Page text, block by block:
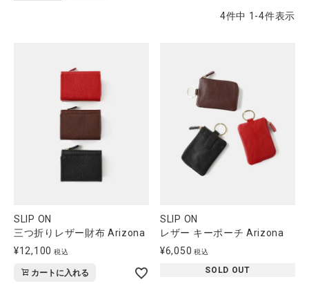
CATEGORY
ナチュラル服
ファッション雑貨
食品
ギフト
4件中 1 -4件表示
SLIP ON
三つ折りレザー財布 Arizona
¥12,100 税込
カートに入れる
SLIP ON
レザー キーポーチ Arizona
¥6,050 税込
SOLD OUT